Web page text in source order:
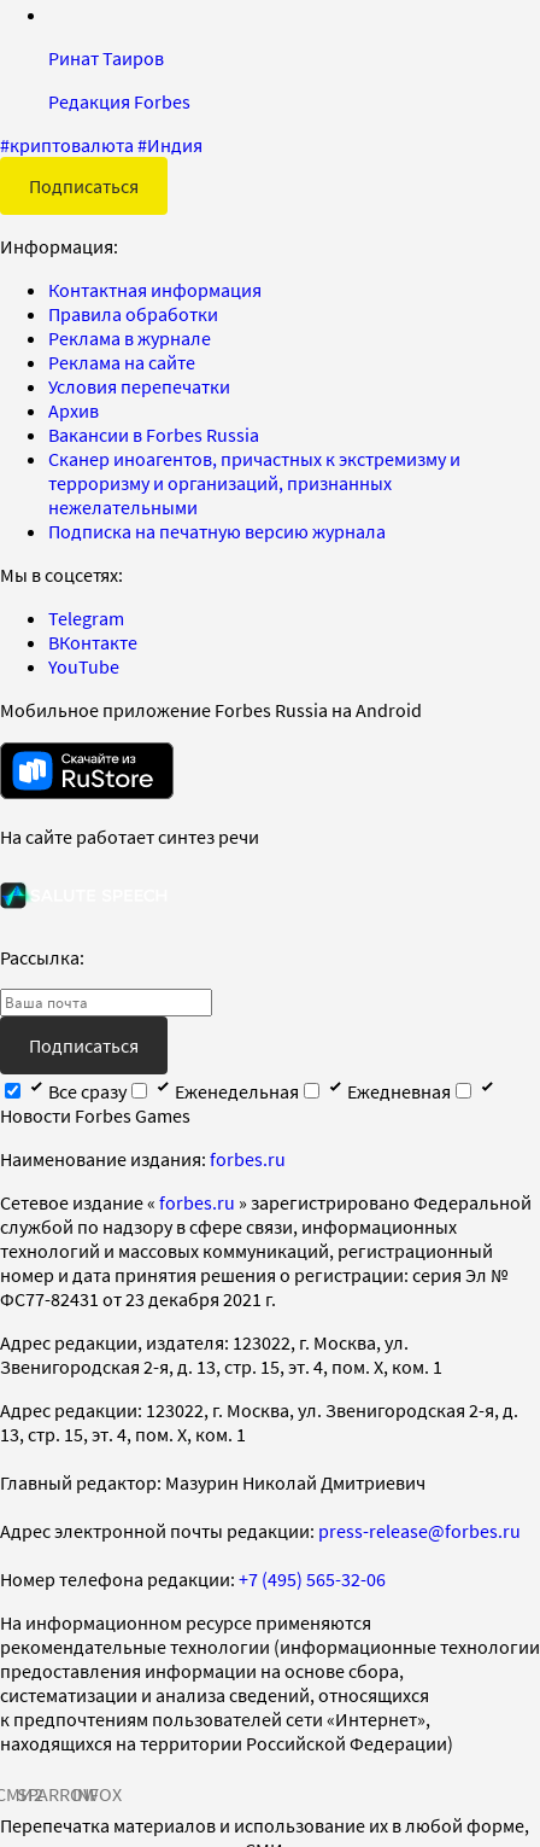
Ринат Таиров
Редакция Forbes
#криптовалюта #Индия
Подписаться
Информация:
Контактная информация
Правила обработки
Реклама в журнале
Реклама на сайте
Условия перепечатки
Архив
Вакансии в Forbes Russia
Сканер иноагентов, причастных к экстремизму и
терроризму и организаций, признанных
нежелательными
Подписка на печатную версию журнала
Мы в соцсетях:
Telegram
ВКонтакте
YouTube
Мобильное приложение Forbes Russia на Android
На сайте работает синтез речи
Рассылка:
Подписаться
Все сразу
Еженедельная
Ежедневная
Новости Forbes Games
Наименование издания: forbes.ru
Cетевое издание « forbes.ru » зарегистрировано Федеральной
службой по надзору в сфере связи, информационных
технологий и массовых коммуникаций, регистрационный
номер и дата принятия решения о регистрации: серия Эл №
ФС77-82431 от 23 декабря 2021 г.
Адрес редакции, издателя: 123022, г. Москва, ул.
Звенигородская 2-я, д. 13, стр. 15, эт. 4, пом. X, ком. 1
Адрес редакции: 123022, г. Москва, ул. Звенигородская 2-я, д.
13, стр. 15, эт. 4, пом. X, ком. 1
Главный редактор: Мазурин Николай Дмитриевич
Адрес электронной почты редакции: press-release@forbes.ru
Номер телефона редакции: +7 (495) 565-32-06
На информационном ресурсе применяются
рекомендательные технологии (информационные технологии
предоставления информации на основе сбора,
систематизации и анализа сведений, относящихся
к предпочтениям пользователей сети «Интернет»,
находящихся на территории Российской Федерации)
SPARROWINFOX
Перепечатка материалов и использование их в любой форме,